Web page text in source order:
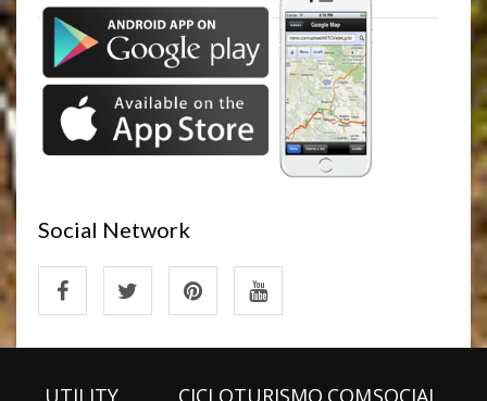
Social Network
UTILITY CICLOTURISMO.COMSOCIAL